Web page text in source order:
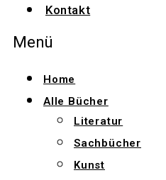
Kontakt
Menü
Home
Alle Bücher
Literatur
Sachbücher
Kunst